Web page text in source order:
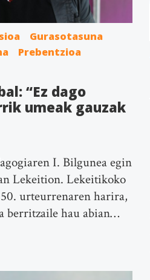
Gurasotasuna
Prebentzioa
“Ez dago
umeak gauzak
I. Bilgunea egin
Lekeition. Lekeitikoko
urteurrenaren harira,
berritzaile hau abian…